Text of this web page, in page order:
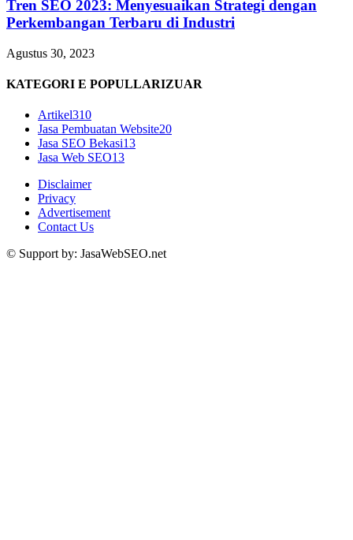
Tren SEO 2023: Menyesuaikan Strategi dengan
Perkembangan Terbaru di Industri
Agustus 30, 2023
KATEGORI E POPULLARIZUAR
Artikel310
Jasa Pembuatan Website20
Jasa SEO Bekasi13
Jasa Web SEO13
Disclaimer
Privacy
Advertisement
Contact Us
© Support by: JasaWebSEO.net